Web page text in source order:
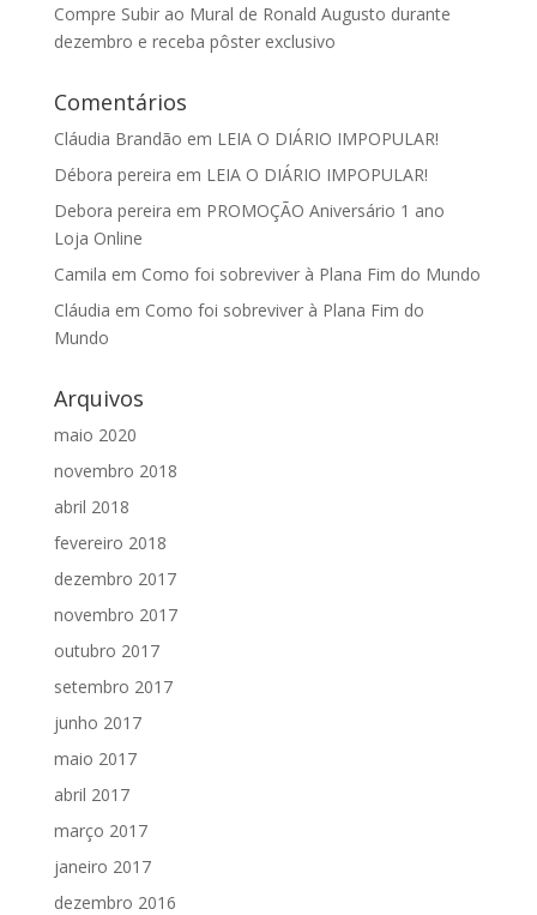
Compre Subir ao Mural de Ronald Augusto durante
dezembro e receba pôster exclusivo
Comentários
Cláudia Brandão em LEIA O DIÁRIO IMPOPULAR!
Débora pereira em LEIA O DIÁRIO IMPOPULAR!
Debora pereira em PROMOÇÃO Aniversário 1 ano
Loja Online
Camila em Como foi sobreviver à Plana Fim do Mundo
Cláudia em Como foi sobreviver à Plana Fim do
Mundo
Arquivos
maio 2020
novembro 2018
abril 2018
fevereiro 2018
dezembro 2017
novembro 2017
outubro 2017
setembro 2017
junho 2017
maio 2017
abril 2017
março 2017
janeiro 2017
dezembro 2016